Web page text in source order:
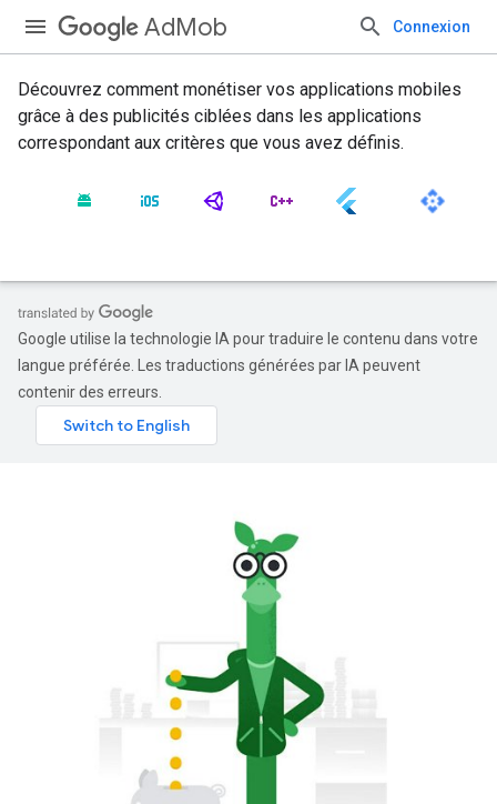
AdMob Connexion
Découvrez comment monétiser vos applications mobiles
grâce à des publicités ciblées dans les applications
correspondant aux critères que vous avez définis.
Google utilise la technologie IA pour traduire le contenu dans votre
langue préférée. Les traductions générées par IA peuvent
contenir des erreurs.